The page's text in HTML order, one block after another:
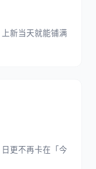
新当天就能铺满
更不再卡在「今